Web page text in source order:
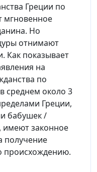
Греции по
мгновенное
Но
отнимают
Как показывает
на
по
среднем около 3
Греции,
бабушек /
имеют законное
получение
происхождению.